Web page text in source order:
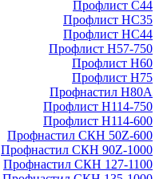
Профлист С44
Профлист НС35
Профлист НС44
Профлист Н57-750
Профлист Н60
Профлист Н75
Профнастил Н80А
Профлист Н114-750
Профлист Н114-600
Профнастил СКН 50Z-600
Профнастил СКН 90Z-1000
Профнастил СКН 127-1100